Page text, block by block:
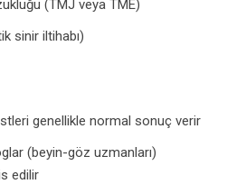
(TMJ veya TME)
sinir iltihabı)
genellikle normal sonuç verir
(beyin-göz uzmanları)
edilir